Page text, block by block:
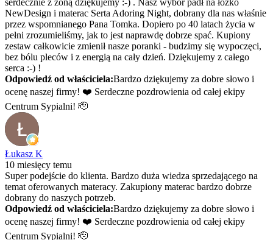
NewDesign i materac Serta Adoring Night, dobrany dla nas właśnie
przez wspomnianego Pana Tomka. Dopiero po 40 latach życia w
pełni zrozumieliśmy, jak to jest naprawdę dobrze spać. Kupiony
zestaw całkowicie zmienił nasze poranki - budzimy się wypoczęci,
bez bólu pleców i z energią na cały dzień. Dziękujemy z całego
serca :-) !
Odpowiedź od właściciela:Bardzo dziękujemy za dobre słowo i
ocenę naszej firmy! ❤️ Serdeczne pozdrowienia od całej ekipy
Centrum Sypialni! 🫡
Łukasz K
10 miesięcy temu
Super podejście do klienta. Bardzo duża wiedza sprzedającego na
temat oferowanych materacy. Zakupiony materac bardzo dobrze
dobrany do naszych potrzeb.
Odpowiedź od właściciela:Bardzo dziękujemy za dobre słowo i
ocenę naszej firmy! ❤️ Serdeczne pozdrowienia od całej ekipy
Centrum Sypialni! 🫡